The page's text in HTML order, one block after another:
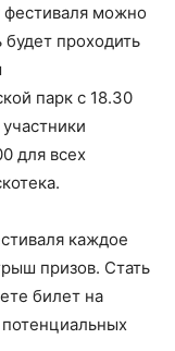
фестиваля можно
проходить
парк с 18.30
для всех
каждое
призов. Стать
билет на